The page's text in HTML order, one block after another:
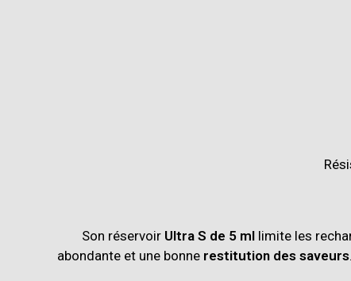
Son réservoir Ultra S de 5 mllimite les
abondante et une bonne restitution des saveurs